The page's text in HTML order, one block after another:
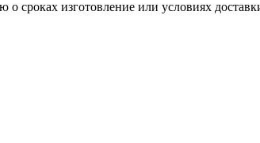
о сроках изготовление или условиях